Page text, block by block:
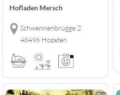
Hofladen Mersch
Schwennenbrügge 2
48496 Hopsten